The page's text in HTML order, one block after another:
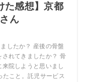
た感想】京都
ん
したか？ 産後の骨盤
されてきましたか？ 骨
院しようと思いまし
たこと。託児サービス